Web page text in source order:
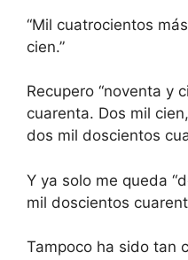
“Mil cuatrocientos
cien.”
Recupero “noventa y
cuarenta. Dos mil
dos mil doscientos
Y ya solo me queda
mil doscientos
Tampoco ha sido tan